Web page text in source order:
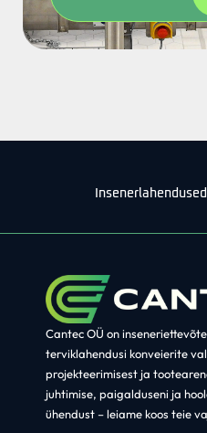
Cantec OÜ on
terviklahendusi konveierite
projekteerimisest ja
juhtimise, paigalduseni ja
ühendust – leiame koos teie